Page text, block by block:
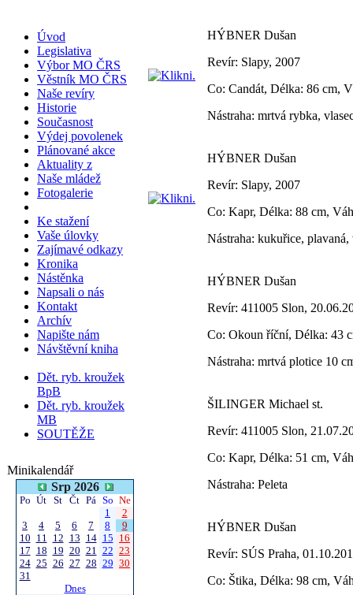
Úvod
Legislativa
Výbor MO ČRS
Věstník MO ČRS
Naše revíry
Historie
Současnost
Výdej povolenek
Plánované akce
Aktuality z
Naše mládež
Fotogalerie
Ke stažení
Vaše úlovky
Zajímavé odkazy
Kronika
Nástěnka
Napsali o nás
Kontakt
Archív
Napište nám
Návštěvní kniha
Dět. ryb. kroužek
BpB
Dět. ryb. kroužek
MB
SOUTĚŽE
Minikalendář
Srp 2026
Po Út St Čt Pá So Ne
1
2
3
4 5 6 7 8
9
10 11 12 13 14 15 16
17 18 19 20 21 22 23
24 25 26 27 28 29 30
31
Dnes
HÝBNER Dušan
Revír: Slapy, 2007
Co: Candát, Délka: 86 cm,
Nástraha: mrtvá rybka,
HÝBNER Dušan
Revír: Slapy, 2007
Co: Kapr, Délka: 88 cm,
Nástraha: kukuřice,
HÝBNER Dušan
Revír: 411005 Slon,
Co: Okoun říční, Délka: 43
Nástraha: mrtvá plotice 10
ŠILINGER Michael st.
Revír: 411005 Slon,
Co: Kapr, Délka: 51 cm,
Nástraha: Peleta
HÝBNER Dušan
Revír: SÚS Praha,
Co: Štika, Délka: 98 cm,